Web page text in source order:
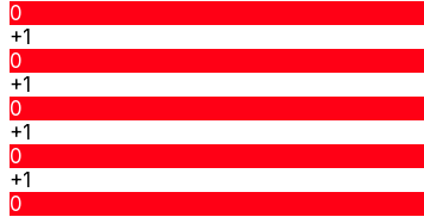
0
+1
0
+1
0
+1
0
+1
0